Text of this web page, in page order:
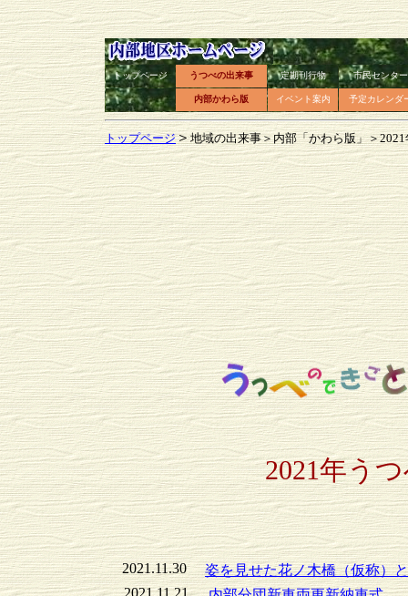
トップページ うつべの出来事 定期刊行物 市民センター
内部かわら版 イベント案内 予定カレンダ
トップページ＞地域の出来事＞内部「かわら版」＞
2021年う
2021.11.30
姿を見せた花ノ木橋（仮称）
2021.11.21